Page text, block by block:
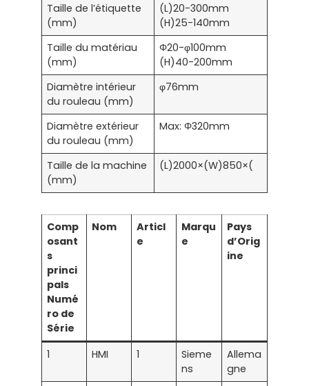
Taille de l’étiquette
(mm)
(L)20-300mm
(H)25-140mm
Taille du matériau
(mm)
Φ20-φ100mm
(H)40-200mm
Diamètre intérieur
du rouleau (mm)
φ76mm
Diamètre extérieur
du rouleau (mm)
Max: Φ320mm
Taille de la machine
(mm)
(L)2000×(W)850×(
Comp
osant
s
princi
pals
Numé
ro de
Série
Nom
Articl
e
Marqu
e
Pays
d’Orig
ine
1 HMI 1
Sieme
ns
Allema
gne